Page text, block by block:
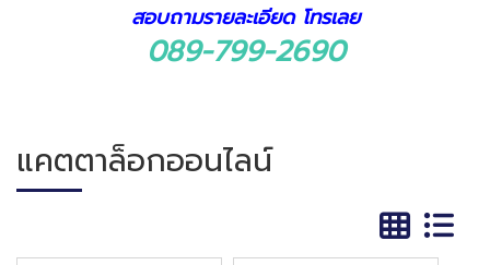
สอบถามรายละเอียด โทรเลย
089-799-2690
แคตตาล็อกออนไลน์